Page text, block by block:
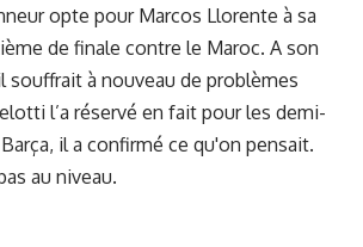
opte pour Marcos Llorente à sa
de finale contre le Maroc. A son
souffrait à nouveau de problèmes
l’a réservé en fait pour les demi-
il a confirmé ce qu'on pensait.
au niveau.